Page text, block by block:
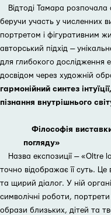
Відтоді Тамара
беручи участь у численних
портретом і фігуративним
авторський підхід —
для глибокого дослідження
досвідом через художній
гармонійний синтез
пізнання внутрішнього
Філософія
погляду»
Назва експозиції —
точно відображає її суть.
та щирий діалог. У ній
символічні роботи,
образи близьких, дітей та